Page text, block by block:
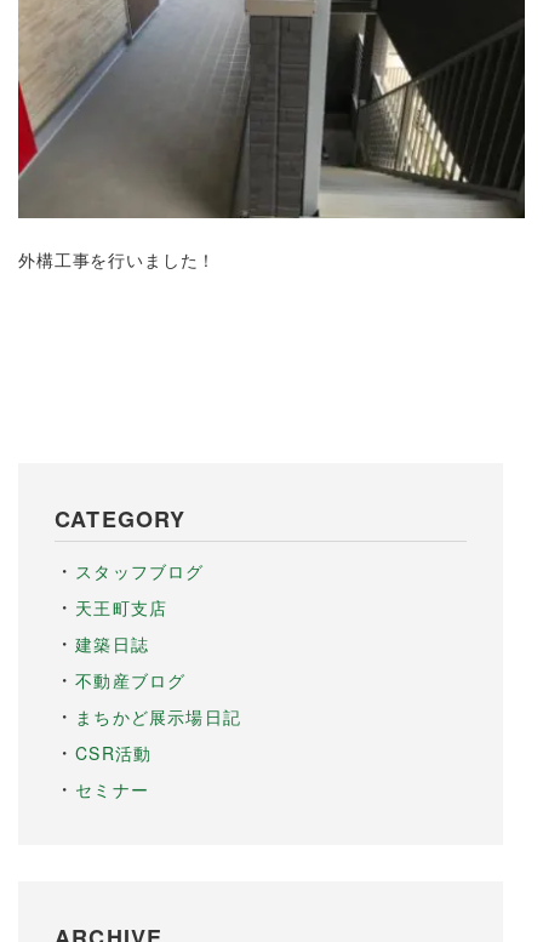
外構工事を行いました！
CATEGORY
スタッフブログ
天王町支店
建築日誌
不動産ブログ
まちかど展示場日記
CSR活動
セミナー